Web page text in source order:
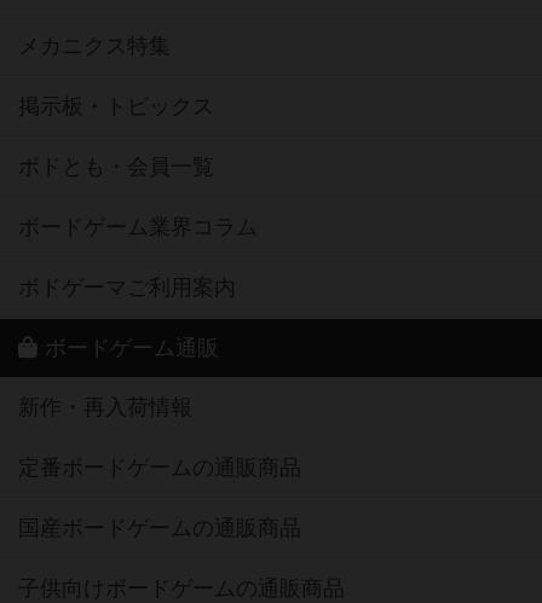
メカニクス特集
掲示板・トピックス
ボドとも・会員一覧
ボードゲーム業界コラム
ボドゲーマご利用案内
ボードゲーム通販
新作・再入荷情報
定番ボードゲームの通販商品
国産ボードゲームの通販商品
子供向けボードゲームの通販商品